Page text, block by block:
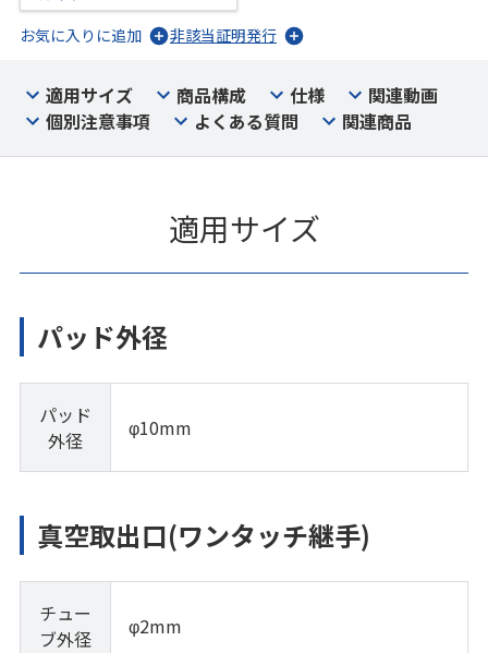
お気に入りに追加
非該当証明発行
適用サイズ 商品構成 仕様
関連動画
個別注意事項
よくある質問 関連商品
適用サイズ
パッド外径
パッド
外径
φ10mm
真空取出口(ワンタッチ継手)
チュー
ブ外径
φ2mm